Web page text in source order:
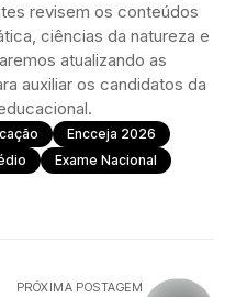
revisem os conteúdos
ciências da natureza e
atualizando as
auxiliar os candidatos da
Encceja 2026
Exame Nacional
PRÓXIMA POSTAGEM